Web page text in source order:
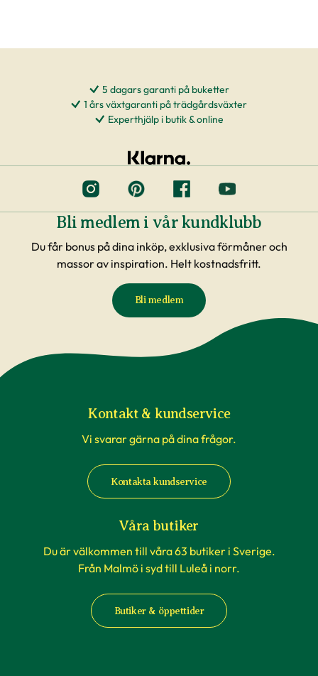
5 dagars garanti på buketter
1 års växtgaranti på trädgårdsväxter
Experthjälp i butik & online
Bli medlem i vår kundklubb
Du får bonus på dina inköp, exklusiva förmåner och
massor av inspiration. Helt kostnadsfritt.
Bli medlem
Kontakt & kundservice
Vi svarar gärna på dina frågor.
Kontakta kundservice
Våra butiker
Du är välkommen till våra 63 butiker i Sverige.
Från Malmö i syd till Luleå i norr.
Butiker & öppettider